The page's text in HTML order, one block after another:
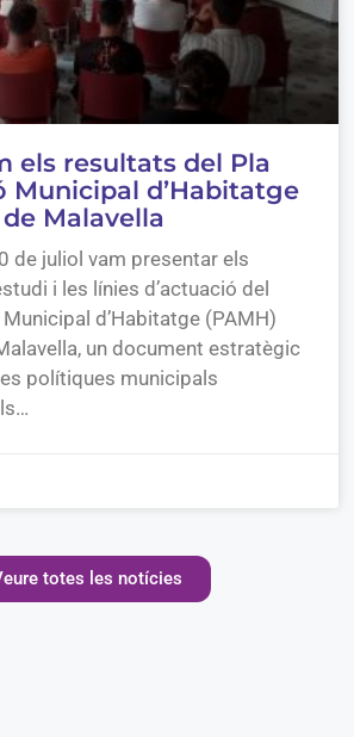
els resultats del Pla
Municipal d’Habitatge
Malavella
de juliol vam presentar els
i les línies d’actuació del
Municipal d’Habitatge (PAMH)
un document estratègic
polítiques municipals
totes les notícies